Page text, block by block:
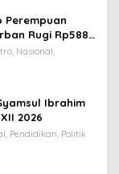
Perempuan
Rugi Rp588,1
Nasional,
Ibrahim
2026
Pendidikan, Politik